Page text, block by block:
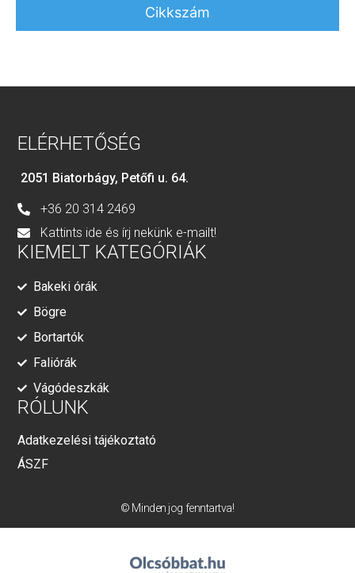
Cikkszám
ELÉRHETŐSÉG
2051 Biatorbágy, Petőfi u. 64.
+36 20 314 2469
Kattints ide és írj nekünk e-mailt!
KIEMELT KATEGÓRIÁK
Bakeki órák
Bögre
Bortartók
Faliórák
Vágódeszkák
RÓLUNK
Adatkezelési tájékoztató
ÁSZF
© Minden jog fenntartva!